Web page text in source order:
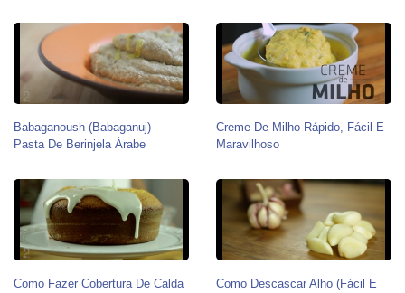
Babaganoush (babaganuj) -
Pasta De Berinjela Árabe
Creme De Milho Rápido, Fácil E
Maravilhoso
Como Fazer Cobertura De Calda
Como Descascar Alho (Fácil E